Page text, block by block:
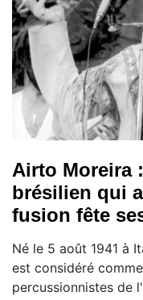
Airto Moreira
brésilien qui
fusion fête
Né le 5 août 1941 à
est considéré
percussionnistes de